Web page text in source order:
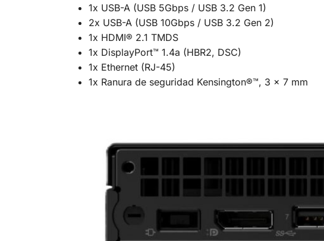
1x USB-A (USB 5Gbps / USB 3.2 Gen 1)
2x USB-A (USB 10Gbps / USB 3.2 Gen 2)
1x HDMI® 2.1 TMDS
1x DisplayPort™ 1.4a (HBR2, DSC)
1x Ethernet (RJ-45)
1x Ranura de seguridad Kensington®™, 3 x 7 mm